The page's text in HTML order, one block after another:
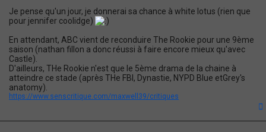
a
c
e
r
m
a
x
w
e
l
Je pense qu'un jour, je donnerai sa chance à white lotus (rien que
pour jennifer coolidge)
En attendant, ABC vient de reconduire The Rookie pour une 9ème
saison (nathan fillon a donc réussi à faire encore mieux qu'avec
Castle).
D'ailleurs, THe Rookie n'est que le 5ème drama de la chaine à
atteindre ce stade (après THe FBI, Dynastie, NYPD Blue etGrey's
anatomy).
https://www.senscritique.com/maxwell39/critiques